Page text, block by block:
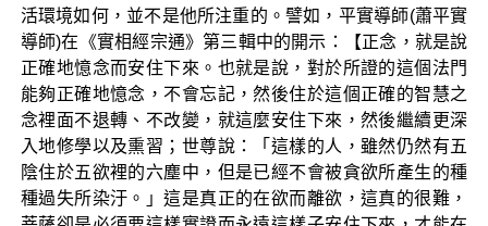
活環境如何，並不是他所注重的。譬如，平實導師(蕭平實
導師)在《實相經宗通》第三輯中的開示：【正念，就是說
正確地憶念而安住下來。也就是說，對於所證的這個法門
能夠正確地憶念，不會忘記，然後住於這個正確的智慧之
念裡面不退轉、不改變，就這麼安住下來，然後繼續更深
入地修學以及熏習；世尊說：「這樣的人，雖然仍然有五
陰住於五欲裡的六塵中，但是已經不會被貪欲所產生的種
種過失所染汙。」這是真正的在欲而離欲，這真的很難，